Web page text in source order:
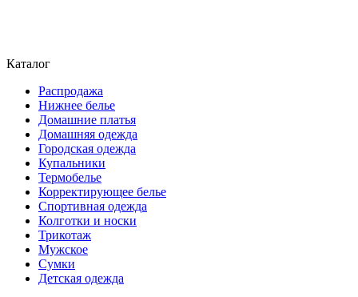
Каталог
Распродажа
Нижнее белье
Домашние платья
Домашняя одежда
Городская одежда
Купальники
Термобелье
Корректирующее белье
Спортивная одежда
Колготки и носки
Трикотаж
Мужское
Сумки
Детская одежда